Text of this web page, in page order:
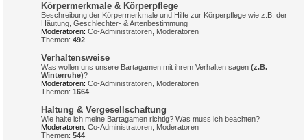
Körpermerkmale & Körperpflege
Beschreibung der Körpermerkmale und Hilfe zur Körperpflege wie z.B. der
Häutung, Geschlechter- & Artenbestimmung
Moderatoren: Co-Administratoren Moderatoren
Themen: 492
Verhaltensweise
Was wollen uns unsere Bartagamen mit ihrem Verhalten sagen (z.B.
Winterruhe)?
Moderatoren: Co-Administratoren Moderatoren
Themen: 1664
Haltung & Vergesellschaftung
Wie halte ich meine Bartagamen richtig? Was muss ich beachten?
Moderatoren: Co-Administratoren Moderatoren
Themen: 544